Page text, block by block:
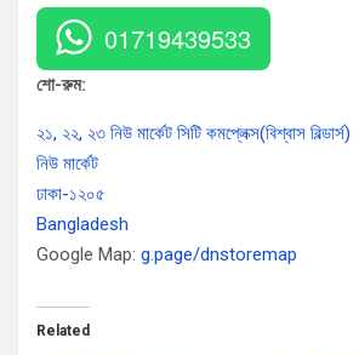
01719439533
শো-রুম:
২১, ২২, ২৩ নিউ মার্কেট সিটি কমপ্লেক্স(বিশ্বাস বিল্ডার্স)
নিউ মার্কেট
ঢাকা-১২০৫
Bangladesh
Google Map: g.page/dnstoremap
Related